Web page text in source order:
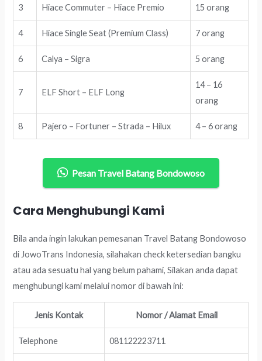
3 Hiace Commuter – Hiace Premio 15 orang
4 Hiace Single Seat (Premium Class) 7 orang
6 Calya – Sigra 5 orang
7 ELF Short – ELF Long
14 – 16
orang
8 Pajero – Fortuner – Strada – Hilux 4 – 6 orang
Pesan Travel Batang Bondowoso
Cara Menghubungi Kami
Bila anda ingin lakukan pemesanan Travel Batang Bondowoso
di JowoTrans Indonesia, silahakan check ketersedian bangku
atau ada sesuatu hal yang belum pahami, Silakan anda dapat
menghubungi kami melalui nomor di bawah ini:
Jenis Kontak Nomor / Alamat Email
Telephone 081122223711